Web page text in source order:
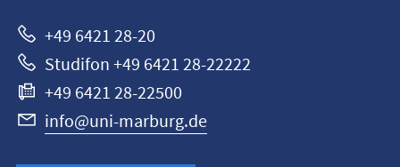
+49 6421 28-20
Studifon +49 6421 28-22222
+49 6421 28-22500
info@uni-marburg.de